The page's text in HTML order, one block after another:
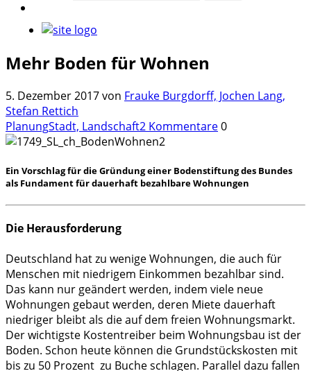
Mehr Boden für Wohnen
5. Dezember 2017von Frauke Burgdorff, Jochen Lang,
Stefan Rettich
PlanungStadt, Landschaft2 Kommentare0
Ein Vorschlag für die Gründung einer Bodenstiftung des Bundes
als Fundament für dauerhaft bezahlbare Wohnungen
Die Herausforderung
Deutschland hat zu wenige Wohnungen, die auch für
Menschen mit niedrigem Einkommen bezahlbar sind.
Das kann nur geändert werden, indem viele neue
Wohnungen gebaut werden, deren Miete dauerhaft
niedriger bleibt als die auf dem freien Wohnungsmarkt.
Der wichtigste Kostentreiber beim Wohnungsbau ist der
Boden. Schon heute können die Grundstückskosten mit
bis zu 50 Prozent zu Buche schlagen. Parallel dazu fallen